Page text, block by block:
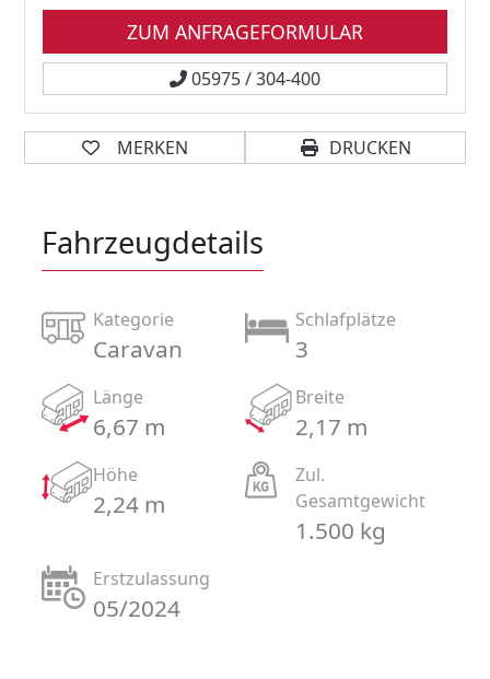
ZUM ANFRAGEFORMULAR
05975 / 304-400
MERKEN DRUCKEN
Fahrzeugdetails
Kategorie
Caravan
Schlafplätze
3
Länge
6,67 m
Breite
2,17 m
Höhe
2,24 m
Zul.
Gesamtgewicht
1.500 kg
Erstzulassung
05/2024